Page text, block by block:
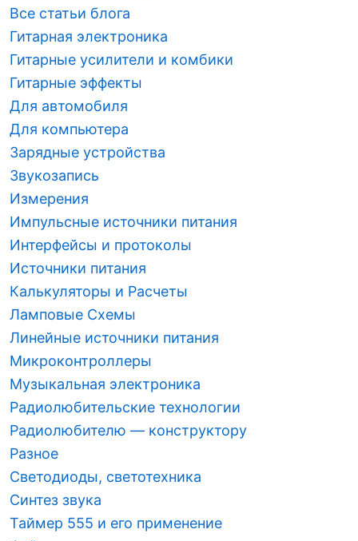
Все статьи блога
Гитарная электроника
Гитарные усилители и комбики
Гитарные эффекты
Для автомобиля
Для компьютера
Зарядные устройства
Звукозапись
Измерения
Импульсные источники питания
Интерфейсы и протоколы
Источники питания
Калькуляторы и Расчеты
Ламповые Схемы
Линейные источники питания
Микроконтроллеры
Музыкальная электроника
Радиолюбительские технологии
Радиолюбителю — конструктору
Разное
Светодиоды, светотехника
Синтез звука
Таймер 555 и его применение